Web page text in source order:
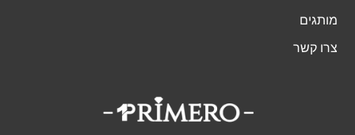
מותגים
צרו קשר